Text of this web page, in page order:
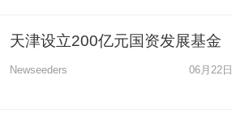
天津设立200亿元国资发展基金
Newseeders 06月22日